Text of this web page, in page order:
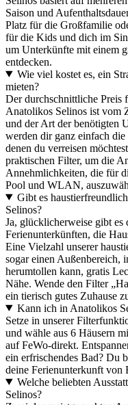
Saison und
Platz für die Großfamilie
für die Kids und dich im
um Unterkünfte mit einem
entdecken.
Wie viel kostet es, ein
mieten?
Der durchschnittliche Preis
Anatolikos Selinos ist vom
und der Art der benötigten
werden dir ganz einfach
denen du verreisen
praktischen Filter, um die
Annehmlichkeiten, die für
Pool und WLAN,
Gibt es
Selinos?
Ja, glücklicherweise gibt es
Ferienunterkünften, die
Eine Vielzahl unserer
sogar einen Außenbereich,
herumtollen kann, gratis
Nähe. Wende den Filter
ein tierisch gutes Zuhause
Kann ich in Anatolikos
Setze in unserer
und wähle aus 6 Häusern
auf FeWo-direkt.
ein erfrischendes Bad? Du
deine Ferienunterkunft von
Welche beliebten
Selinos?